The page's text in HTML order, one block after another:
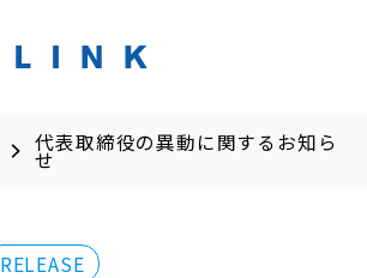
代表取締役の異動に関するお知ら
せ
RELEASE